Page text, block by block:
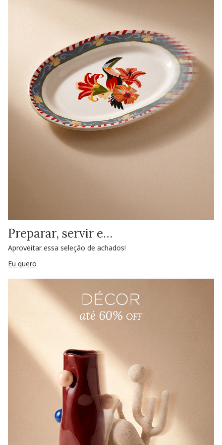
Preparar, servir e…
Aproveitar essa seleção de achados!
Eu quero